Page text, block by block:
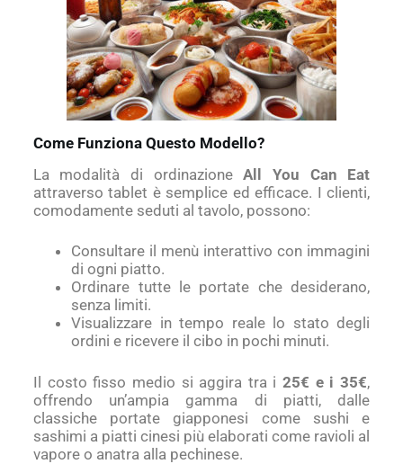
Come Funziona Questo Modello?
La modalità di ordinazioneAll You Can Eat
attraverso tablet è semplice ed efficace. I clienti,
comodamente seduti al tavolo, possono:
Consultare il menù interattivo con immagini
di ogni piatto.
Ordinare tutte le portate che desiderano,
senza limiti.
Visualizzare in tempo reale lo stato degli
ordini e ricevere il cibo in pochi minuti.
Il costo fisso medio si aggira tra i25€ e i 35€,
offrendo un’ampia gamma di piatti, dalle
classiche portate giapponesi come sushi e
sashimi a piatti cinesi più elaborati come ravioli al
vapore o anatra alla pechinese.